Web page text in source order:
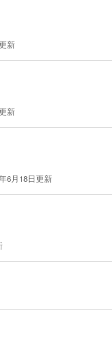
新
新
6月18日更新